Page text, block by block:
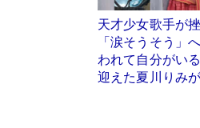
天才少女歌手が
「涙そうそう」
われて自分がい
迎えた夏川りみ